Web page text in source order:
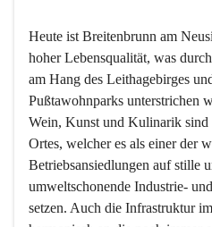
Heute ist Breitenbrunn am
hoher Lebensqualität, was
am Hang des Leithagebirges
Pußtawohnparks unterstrichen
Wein, Kunst und Kulinarik sind
Ortes, welcher es als einer der
Betriebsansiedlungen auf stille
umweltschonende Industrie-
setzen. Auch die Infrastruktur